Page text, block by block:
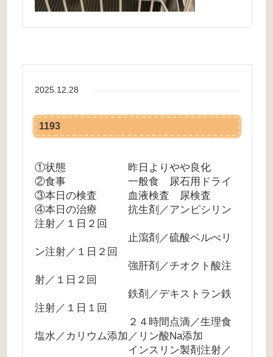
2025.12.28
1193
①状態 昨日よりやや良化
②食事 一般食 尿石用ドライ
③本日の検査 血液検査 尿検査
④本日の治療 抗生剤／アンピシリン
注射／１日２回
止瀉剤／硫酸ベルべリ
ン注射／１日２回
強肝剤／チオクト酸注
射／１日２回
鉄剤／デキストラン鉄
注射／１日１回
２４時間点滴／生理食
塩水／カリウム添加／リン酸Na添加
インスリン製剤注射／